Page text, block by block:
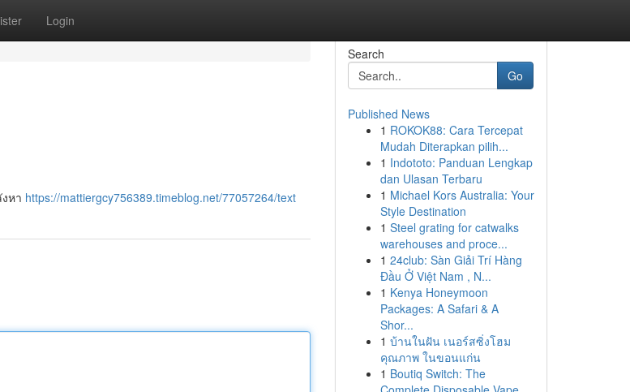
Login
หา https://mattiergcy756389.timeblog.net/77057264/text
Search
Go
Published News
1 ROKOK88: Cara Tercepat
Mudah Diterapkan pilih...
1 Indototo: Panduan Lengkap
dan Ulasan Terbaru
1 Michael Kors Australia: Your
Style Destination
1 Steel grating for catwalks
warehouses and proce...
1 24club: Sàn Giải Trí Hàng
Đầu Ở Việt Nam , N...
1 Kenya Honeymoon
Packages: A Safari & A
Shor...
1 บ้านในฝัน เนอร์สซิ่งโฮม
คุณภาพ ในขอนแก่น
1 Boutiq Switch: The